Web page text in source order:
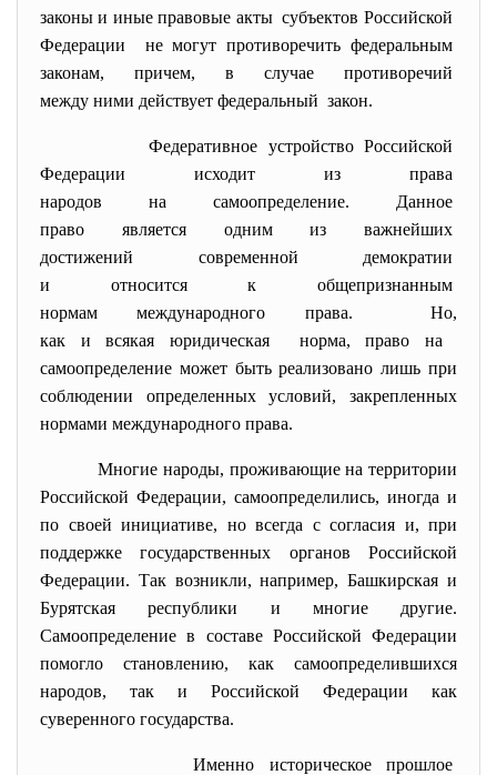
законы и иные правовые акты субъектов Российской
Федерации не могут противоречить федеральным
законам, причем, в случае противоречий
между ними действует федеральный закон.
Федеративное устройствоРоссийской
Федерации исходит из права
народов на самоопределение. Данное
право является одним из важнейших
достижений современной демократии
и относится к общепризнанным
нормам международного права. Но,
как и всякая юридическая норма, право на
самоопределение может быть реализовано лишь при
соблюдении определенных условий, закрепленных
нормами международного права.
Многие народы, проживающие на территории
Российской Федерации, самоопределились, иногда и
по своей инициативе, но всегда с согласия и, при
поддержке государственных органов Российской
Федерации. Так возникли, например, Башкирская и
Бурятская республики и многие другие.
Самоопределение в составе Российской Федерации
помогло становлению, как самоопределившихся
народов, так и Российской Федерации как
суверенного государства.
Именно историческое прошлое